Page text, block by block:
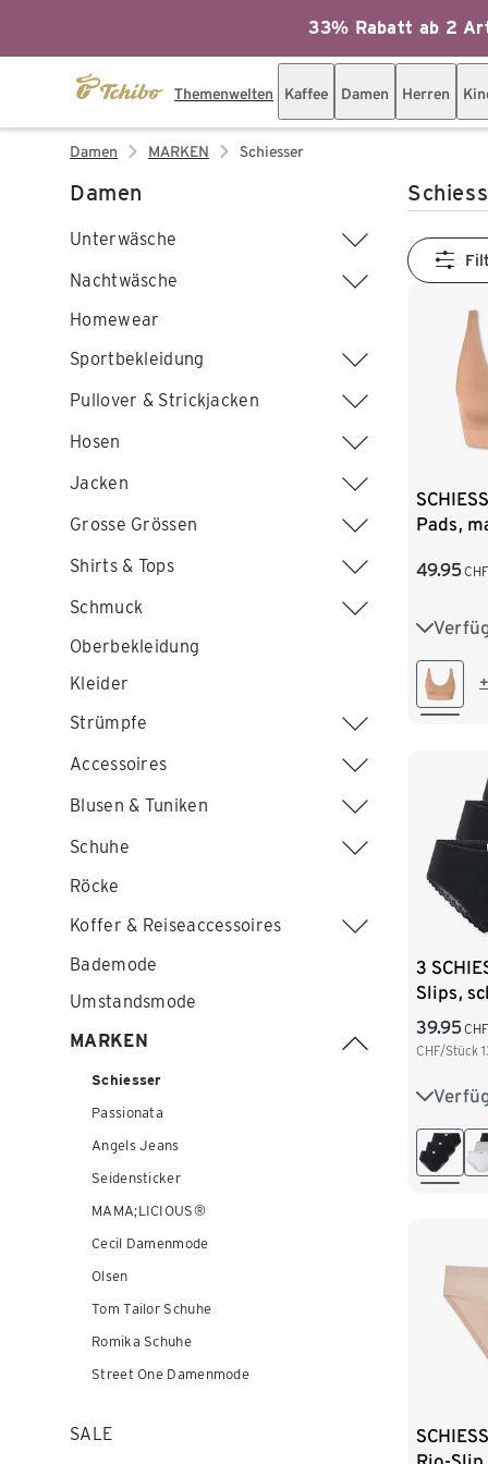
33% Rabatt ab 2
Themenwelten Kaffee Damen Herren
Damen MARKEN Schiesser
Damen
Unterwäsche
Nachtwäsche
Homewear
Sportbekleidung
Pullover & Strickjacken
Hosen
Jacken
Grosse Grössen
Shirts & Tops
Schmuck
Oberbekleidung
Kleider
Strümpfe
Accessoires
Blusen & Tuniken
Schuhe
Röcke
Koffer & Reiseaccessoires
Bademode
Umstandsmode
MARKEN
Schiesser
Passionata
Angels Jeans
Seidensticker
MAMA;LICIOUS®
Cecil Damenmode
Olsen
Tom Tailor Schuhe
Romika Schuhe
Street One Damenmode
SALE
Pads,
49.95CHF
S M
3
Slips,
39.95CHF
CHF/Stück
36
44